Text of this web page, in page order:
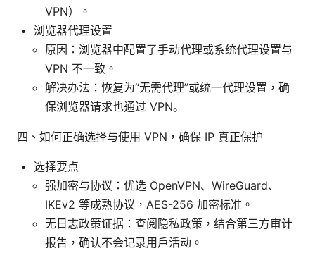
VPN）。
浏览器代理设置
原因：浏览器中配置了手动代理或系统代理设置与
VPN 不一致。
解决办法：恢复为“无需代理”或统一代理设置，确
保浏览器请求也通过 VPN。
四、如何正确选择与使用 VPN，确保 IP 真正保护
选择要点
强加密与协议：优选 OpenVPN、WireGuard、
IKEv2 等成熟协议，AES-256 加密标准。
无日志政策证据：查阅隐私政策，结合第三方审计
报告，确认不会记录用户活动。